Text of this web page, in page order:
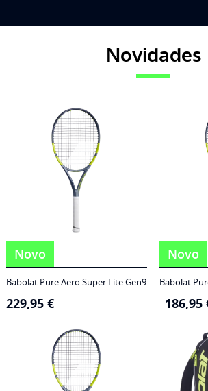
Novidades
Novo
Babolat Pure Aero Super Lite Gen9
229,95 €
Novo
Babolat
186,95
–
Price
range:
249,95 €